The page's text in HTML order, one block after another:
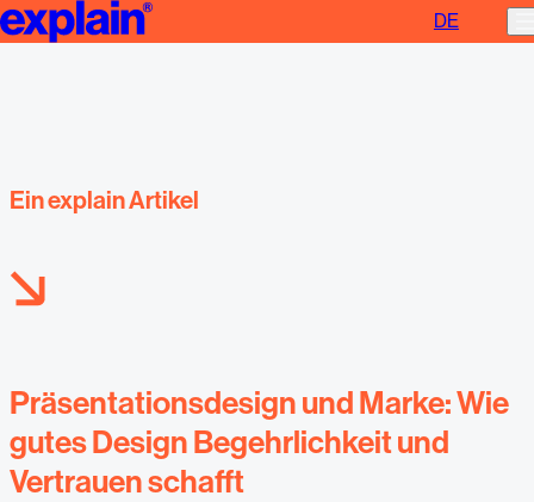
Präsentationsdesign und Marke DE
Ein explain Artikel
Präsentationsdesign und Marke: Wie
gutes Design Begehrlichkeit und
Vertrauen schafft